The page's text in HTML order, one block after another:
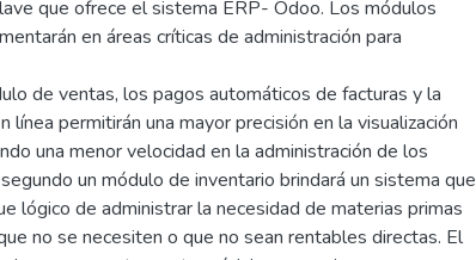
que ofrece el sistema ERP- Odoo. Los módulos
en áreas críticas de administración para
de ventas, los pagos automáticos de facturas y la
línea permitirán una mayor precisión en la visualización
una menor velocidad en la administración de los
un módulo de inventario brindará un sistema que
lógico de administrar la necesidad de materias primas
no se necesiten o que no sean rentables directas. El